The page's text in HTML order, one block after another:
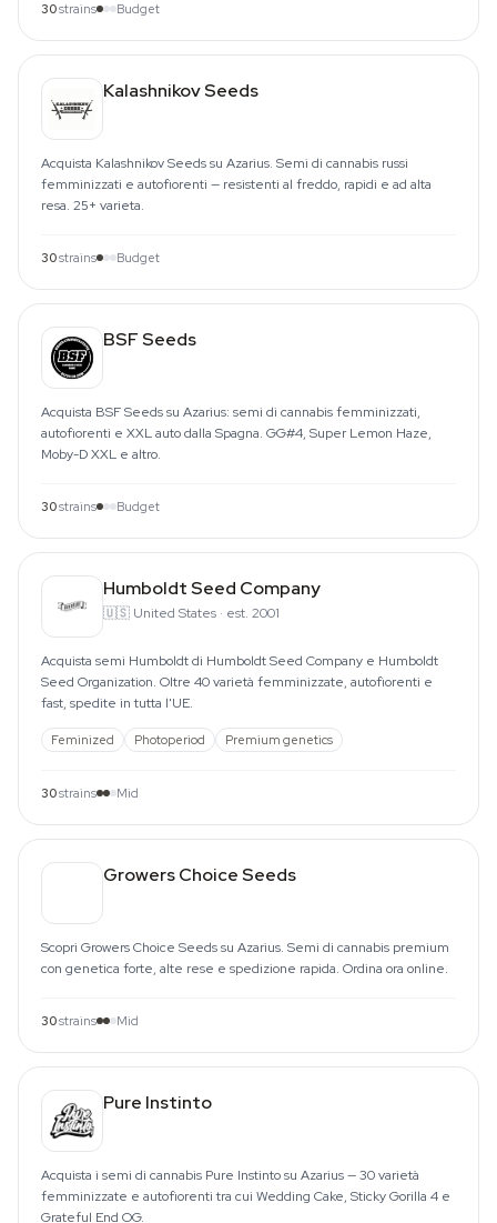
30strains Budget
Kalashnikov Seeds
Acquista Kalashnikov Seeds su Azarius. Semi di cannabis russi
femminizzati e autofiorenti — resistenti al freddo, rapidi e ad alta
resa. 25+ varieta.
30strains Budget
BSF Seeds
Acquista BSF Seeds su Azarius: semi di cannabis femminizzati,
autofiorenti e XXL auto dalla Spagna. GG#4, Super Lemon Haze,
Moby-D XXL e altro.
30strains Budget
Humboldt Seed Company
🇺🇸 United States · est. 2001
Acquista semi Humboldt di Humboldt Seed Company e Humboldt
Seed Organization. Oltre 40 varietà femminizzate, autofiorenti e
fast, spedite in tutta l'UE.
Feminized Photoperiod Premium genetics
30strains Mid
Growers Choice Seeds
Scopri Growers Choice Seeds su Azarius. Semi di cannabis premium
con genetica forte, alte rese e spedizione rapida. Ordina ora online.
30strains Mid
Pure Instinto
Acquista i semi di cannabis Pure Instinto su Azarius — 30 varietà
femminizzate e autofiorenti tra cui Wedding Cake, Sticky Gorilla 4 e
Grateful End OG.